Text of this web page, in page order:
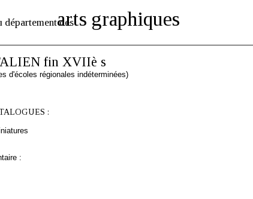
des
arts graphiques
fin XVIIè s
d'écoles régionales indéterminées)
:
: